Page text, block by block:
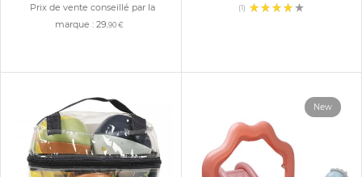
Prix de vente conseillé par la
marque : 29 ,90 €
(1)
New